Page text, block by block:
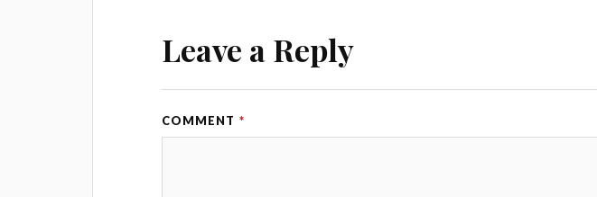
Leave a Reply
COMMENT *